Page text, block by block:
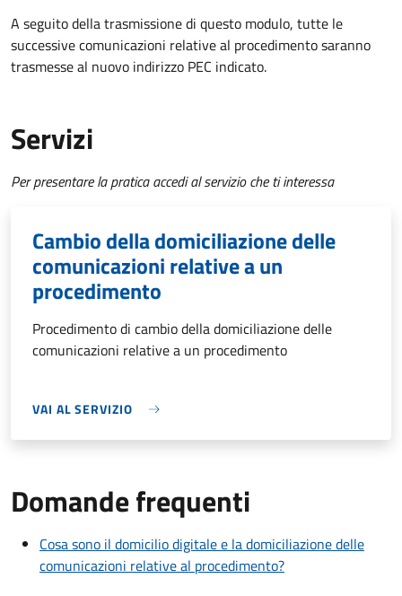
A seguito della trasmissione di questo modulo, tutte le
successive comunicazioni relative al procedimento saranno
trasmesse al nuovo indirizzo PEC indicato.
Servizi
Per presentare la pratica accedi al servizio che ti interessa
Cambio della domiciliazione delle
comunicazioni relative a un
procedimento
Procedimento di cambio della domiciliazione delle
comunicazioni relative a un procedimento
VAI AL SERVIZIO
Domande frequenti
Cosa sono il domicilio digitale e la domiciliazione delle
comunicazioni relative al procedimento?